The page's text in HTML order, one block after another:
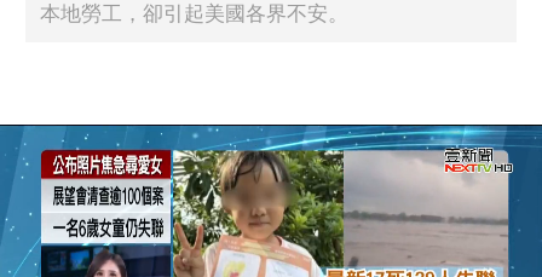
本地勞工，卻引起美國各界不安。